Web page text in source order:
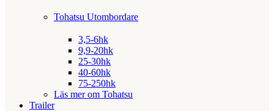
Tohatsu Utombordare
3,5-6hk
9,9-20hk
25-30hk
40-60hk
75-250hk
Läs mer om Tohatsu
Trailer